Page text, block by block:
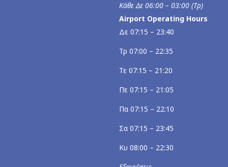
Κάθε Δε 06:00 – 03:00 (Τρ)
Airport Operating Hours
Δε 07:15 – 23:40
Τρ 07:00 – 22:35
Τε 07:15 – 21:20
Πε 07:15 – 21:05
Πα 07:15 – 22:10
Σα 07:15 – 23:45
Κυ 08:00 – 22:30